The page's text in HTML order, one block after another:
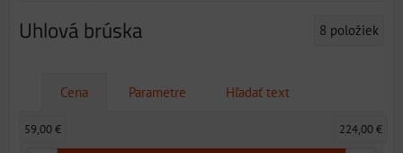
Uhlová brúska 8 položiek
Cena Parametre Hľadať text
59,00 € 224,00 €